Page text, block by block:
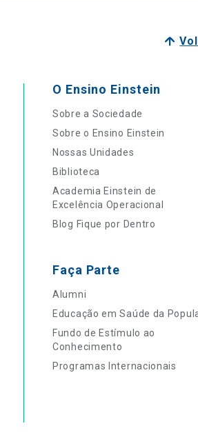
O Ensino Einstein
Sobre a Sociedade
Sobre o Ensino Einstein
Nossas Unidades
Biblioteca
Academia Einstein de
Excelência Operacional
Blog Fique por Dentro
Faça Parte
Alumni
Educação em Saúde da
Fundo de Estímulo ao
Conhecimento
Programas Internacionais